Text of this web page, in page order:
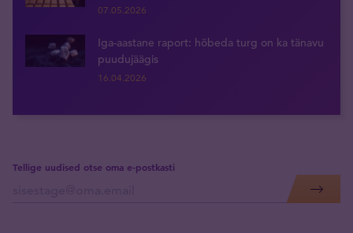
07.05.2026
Iga-aastane raport: hõbeda turg on ka tänavu
puudujäägis
16.04.2026
Tellige uudised otse oma e-postkasti